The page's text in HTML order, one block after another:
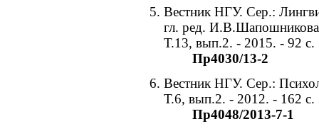
Вестник НГУ. Сер.:
гл. ред.
Т.13, вып.2. - 2015. - 92 с.
Пр4030/13-2
Вестник НГУ. Сер.:
Т.6, вып.2. - 2012. - 162 с.
Пр4048/2013-7-1